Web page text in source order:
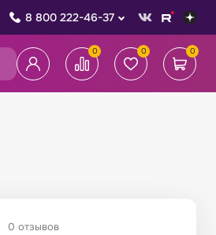
8 800 222-46-37
0 0 0
0 отзывов